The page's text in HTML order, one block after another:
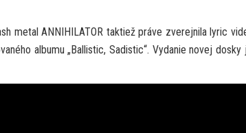
metal ANNIHILATOR taktiež práve zverejnila lyric
albumu „Ballistic, Sadistic“. Vydanie novej